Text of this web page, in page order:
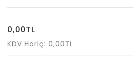
0,00TL
KDV Hariç: 0,00TL